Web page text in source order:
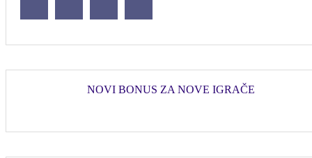
NOVI BONUS ZA NOVE IGRAČE